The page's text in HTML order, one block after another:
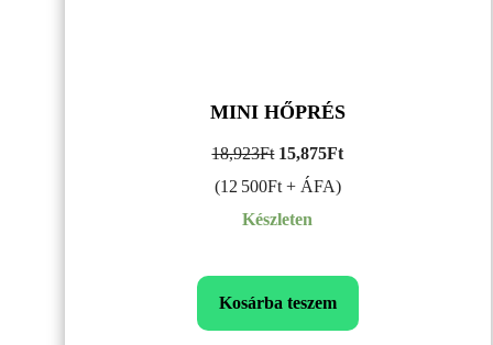
MINI HŐPRÉS
18,923Ft Original
price
was:
15,875FtCurrent
(12 500Ft + ÁFA)
Készleten
Kosárba teszem